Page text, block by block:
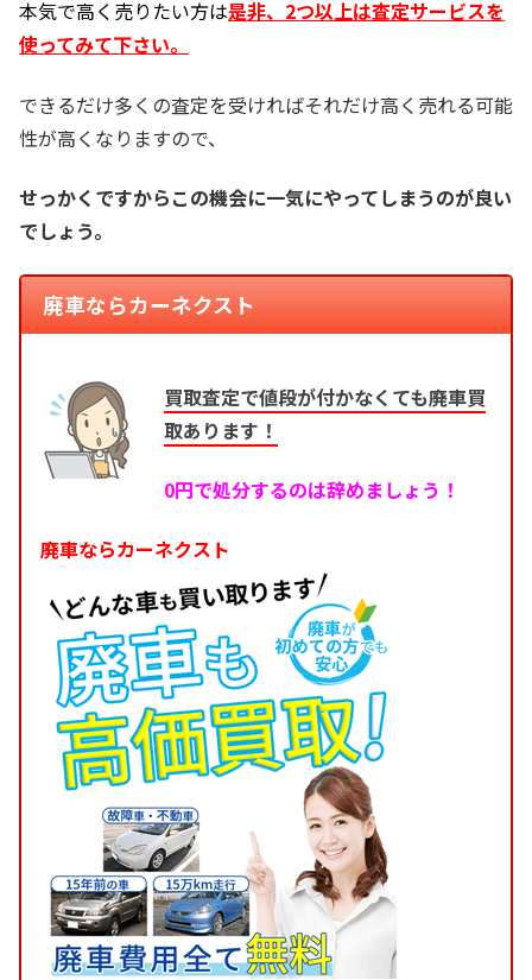
本気で高く売りたい方は是非、2つ以上は査定サービスを
使ってみて下さい。
できるだけ多くの査定を受ければそれだけ高く売れる可能
性が高くなりますので、
せっかくですからこの機会に一気にやってしまうのが良い
でしょう。
廃車ならカーネクスト
買取査定で値段が付かなくても廃車買
取あります！
0円で処分するのは辞めましょう！
廃車ならカーネクスト